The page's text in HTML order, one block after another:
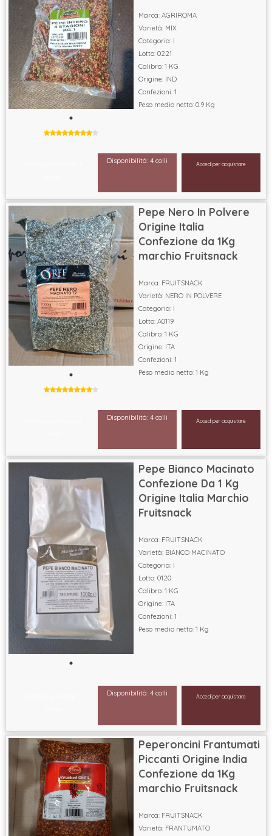
Marca: AGRIROMA
Varietà: MIX
Categoria: I
Lotto: 0221
Calibro: 1 KG
Origine: IND
Confezioni: 1
Peso medio netto: 0.9 Kg
Disponibilità: 4 colli Accedi per acquistare
Pepe Nero In Polvere
Origine Italia
Confezione da 1Kg
marchio Fruitsnack
Marca: FRUITSNACK
Varietà: NERO IN POLVERE
Categoria: I
Lotto: A0119
Calibro: 1 KG
Origine: ITA
Confezioni: 1
Peso medio netto: 1 Kg
Disponibilità: 4 colli Accedi per acquistare
Pepe Bianco Macinato
Confezione Da 1 Kg
Origine Italia Marchio
Fruitsnack
Marca: FRUITSNACK
Varietà: BIANCO MACINATO
Categoria: I
Lotto: 0120
Calibro: 1 KG
Origine: ITA
Confezioni: 1
Peso medio netto: 1 Kg
Disponibilità: 4 colli Accedi per acquistare
Peperoncini Frantumati
Piccanti Origine India
Confezione da 1Kg
marchio Fruitsnack
Marca: FRUITSNACK
Varietà: FRANTUMATO